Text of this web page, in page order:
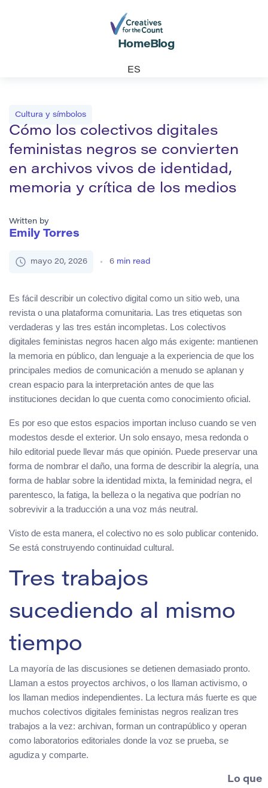
Home Blog
ES
Cultura y símbolos
Cómo los colectivos digitales
feministas negros se convierten
en archivos vivos de identidad,
memoria y crítica de los medios
Written by
Emily Torres
mayo 20, 2026 6 min read
Es fácil describir un colectivo digital como un sitio web, una
revista o una plataforma comunitaria. Las tres etiquetas son
verdaderas y las tres están incompletas. Los colectivos
digitales feministas negros hacen algo más exigente: mantienen
la memoria en público, dan lenguaje a la experiencia de que los
principales medios de comunicación a menudo se aplanan y
crean espacio para la interpretación antes de que las
instituciones decidan lo que cuenta como conocimiento oficial.
Es por eso que estos espacios importan incluso cuando se ven
modestos desde el exterior. Un solo ensayo, mesa redonda o
hilo editorial puede llevar más que opinión. Puede preservar una
forma de nombrar el daño, una forma de describir la alegría, una
forma de hablar sobre la identidad mixta, la feminidad negra, el
parentesco, la fatiga, la belleza o la negativa que podrían no
sobrevivir a la traducción a una voz más neutral.
Visto de esta manera, el colectivo no es solo publicar contenido.
Se está construyendo continuidad cultural.
Tres trabajos
sucediendo al mismo
tiempo
La mayoría de las discusiones se detienen demasiado pronto.
Llaman a estos proyectos archivos, o los llaman activismo, o
los llaman medios independientes. La lectura más fuerte es que
muchos colectivos digitales feministas negros realizan tres
trabajos a la vez: archivan, forman un contrapúblico y operan
como laboratorios editoriales donde la voz se prueba, se
agudiza y comparte.
Lo que